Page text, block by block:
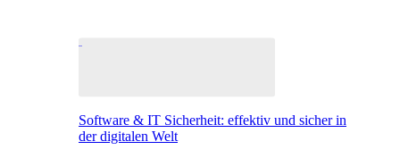
Software & IT Sicherheit: effektiv und sicher in
der digitalen Welt